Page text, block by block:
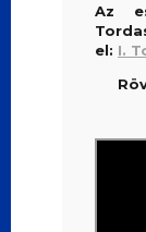
Az
el: I.